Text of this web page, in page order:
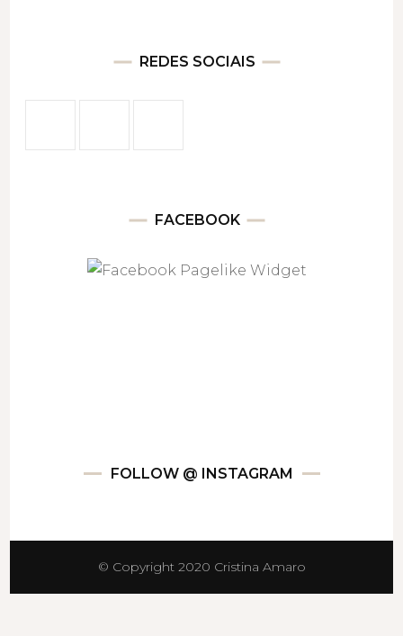
REDES SOCIAIS
FACEBOOK
FOLLOW @ INSTAGRAM
© Copyright 2020 Cristina Amaro